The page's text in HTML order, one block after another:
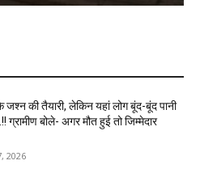
जश्न की तैयारी, लेकिन यहां लोग बूंद-बूंद पानी
ग्रामीण बोले- अगर मौत हुई तो जिम्मेदार
2026